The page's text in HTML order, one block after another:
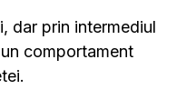
dar prin intermediul
comportament